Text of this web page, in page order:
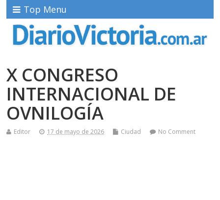
Top Menu
X CONGRESO
INTERNACIONAL DE
OVNILOGÍA
Editor 17 de mayo de 2026 Ciudad No Comment